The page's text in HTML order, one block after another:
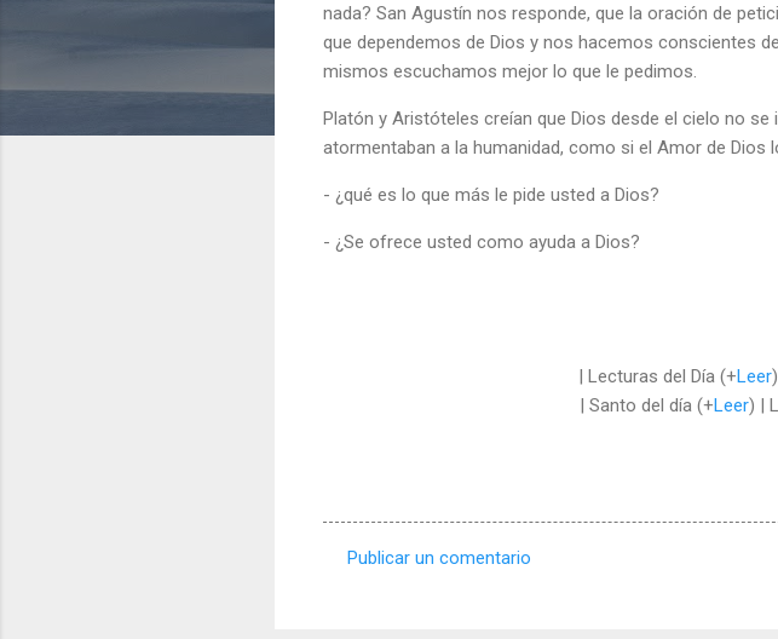
nada? San Agustín nos responde, que la oración de
que dependemos de Dios y nos hacemos conscientes
mismos escuchamos mejor lo que le pedimos.
Platón y Aristóteles creían que Dios desde el cielo no
atormentaban a la humanidad, como si el Amor de Dios
- ¿qué es lo que más le pide usted a Dios?
- ¿Se ofrece usted como ayuda a Dios?
| Lecturas del Día (+Leer
| Santo del día (+Leer) |
Publicar un comentario